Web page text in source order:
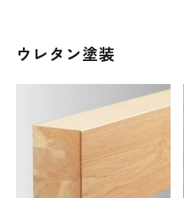
ウレタン塗装